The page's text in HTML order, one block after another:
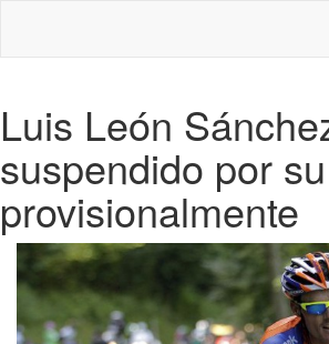
Luis León
suspendido por
provisionalmente